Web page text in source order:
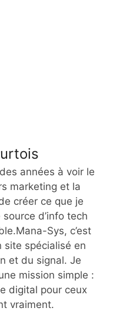
années à voir le
marketing et la
créer ce que je
d’info tech
Sys, c’est
site spécialisé en
et du signal. Je
mission simple :
digital pour ceux
vraiment.